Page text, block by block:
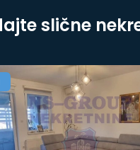
slične